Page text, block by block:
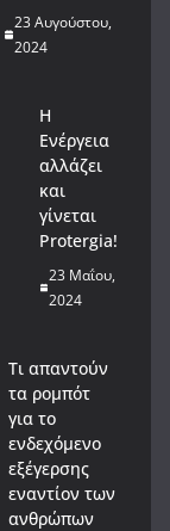
23 Αυγούστου,
2024
Η
Ενέργεια
αλλάζει
και
γίνεται
Protergia!
23 Μαΐου,
2024
Τι απαντούν
τα ρομπότ
για το
ενδεχόμενο
εξέγερσης
εναντίον των
ανθρώπων